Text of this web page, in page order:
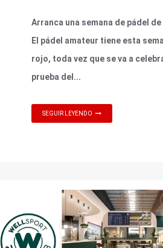
Arranca una semana de pádel de
El pádel amateur tiene esta
rojo, toda vez que se va a
prueba del...
SEGUIR LEYENDO